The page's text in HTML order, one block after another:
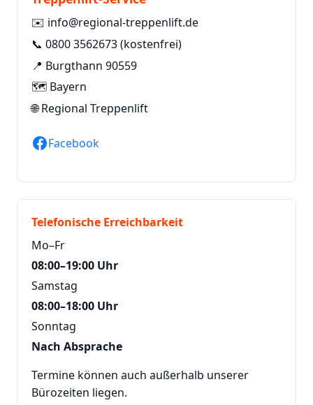
✉️ info@regional-treppenlift.de
📞 0800 3562673(kostenfrei)
📍 Burgthann 90559
🗺️ Bayern
🌐Regional Treppenlift
Facebook
Telefonische Erreichbarkeit
Mo–Fr
08:00–19:00 Uhr
Samstag
08:00–18:00 Uhr
Sonntag
Nach Absprache
Termine können auch außerhalb unserer
Bürozeiten liegen.